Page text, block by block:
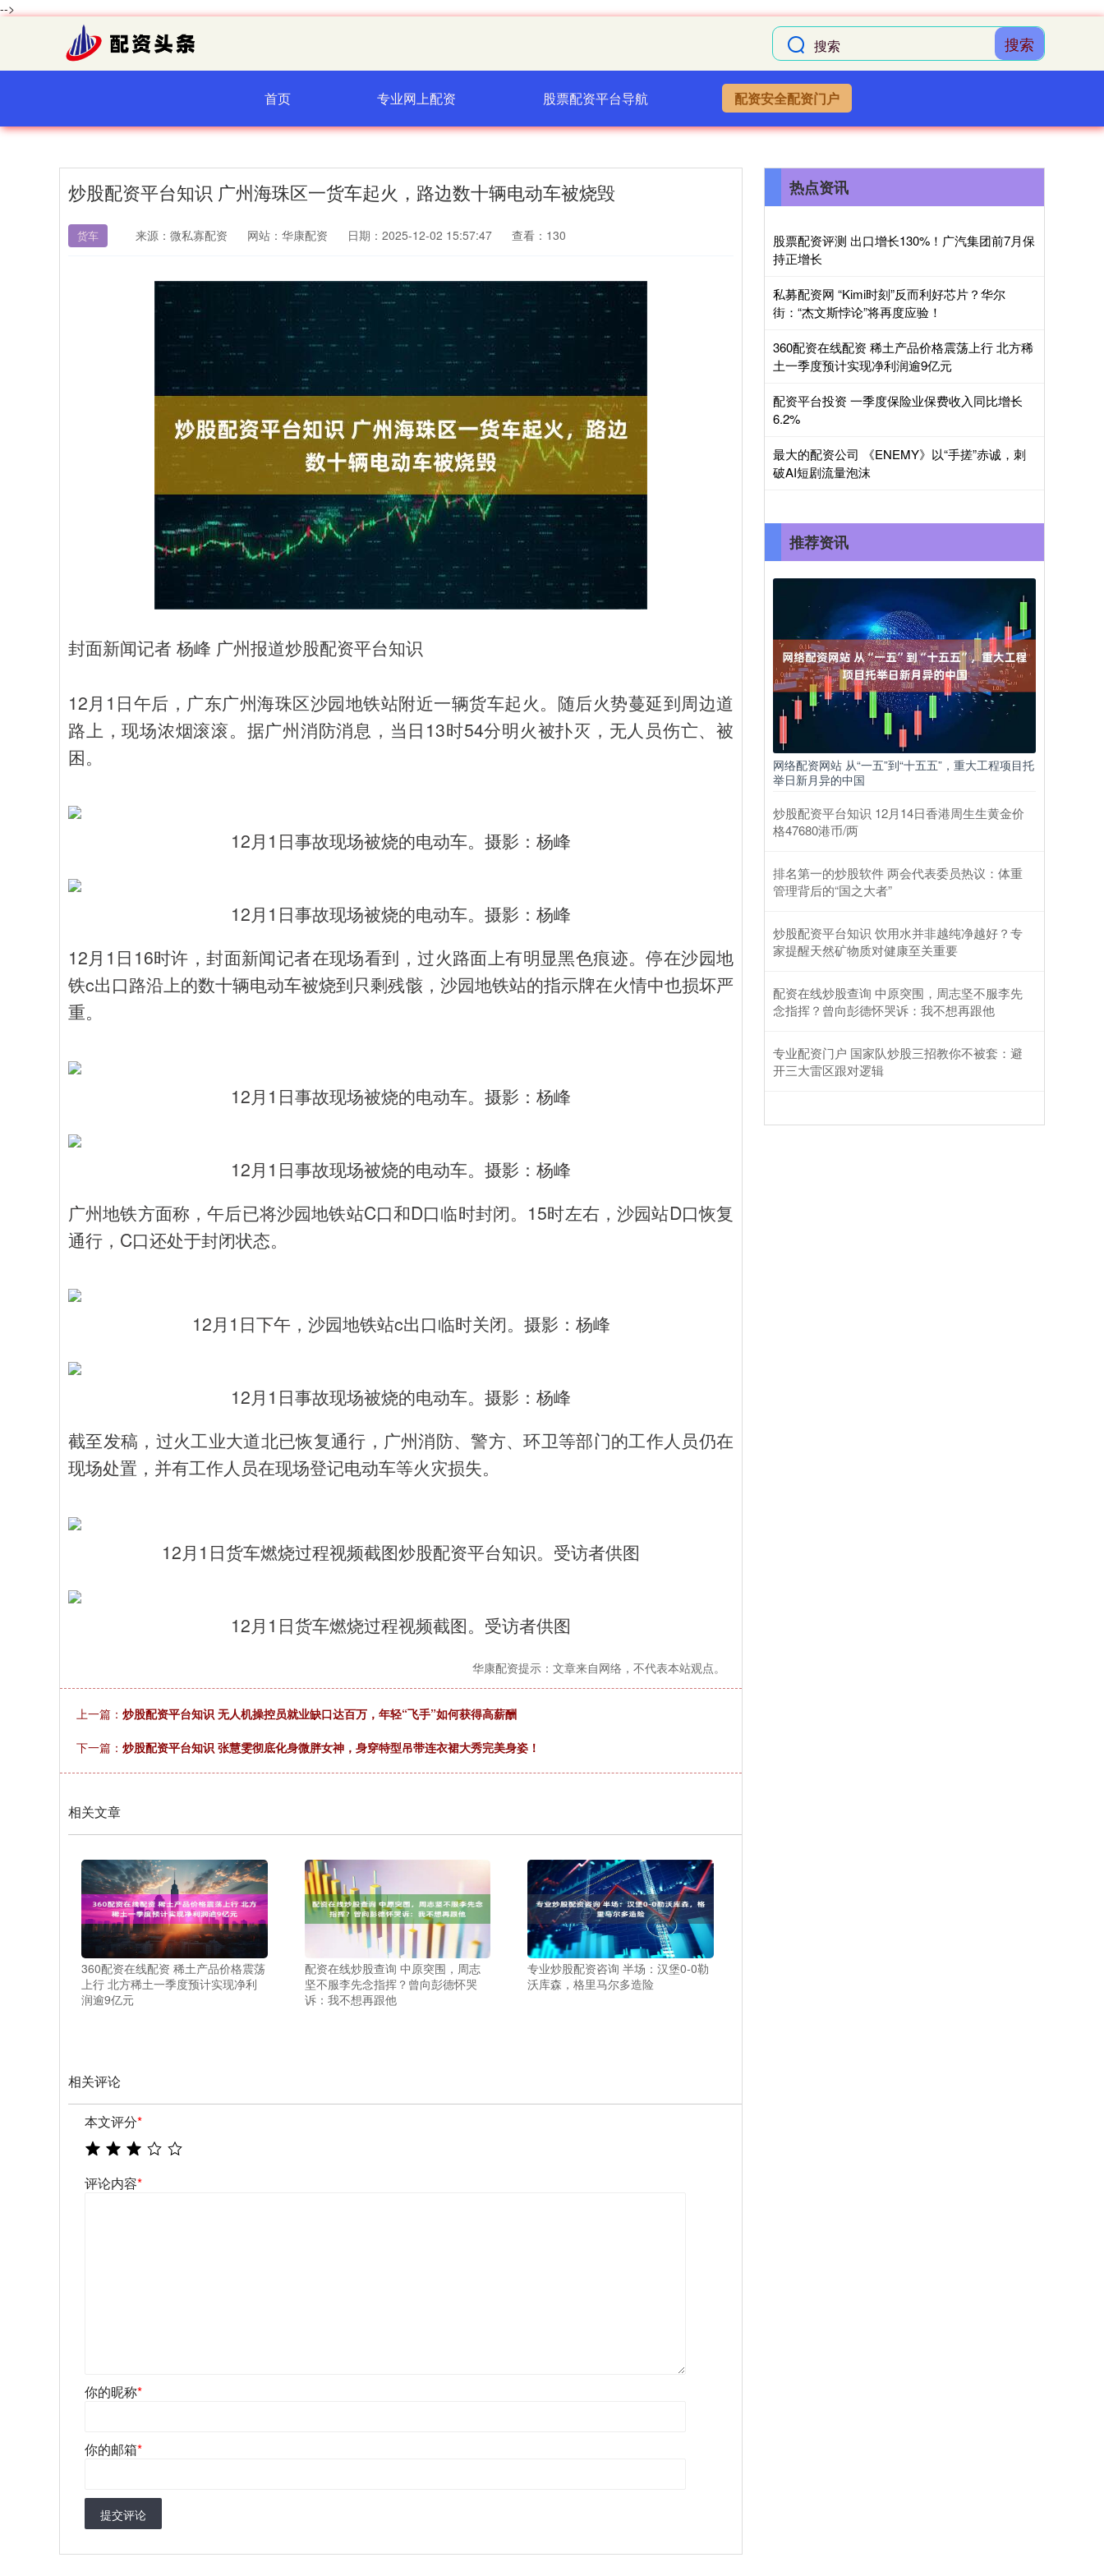
-->
搜索
首页 专业网上配资 股票配资平台导航 配资安全配资门户
炒股配资平台知识 广州海珠区一货车起火，路边数十辆电动车被烧毁
货车 来源：微私寡配资 网站：华康配资 日期：2025-12-02 15:57:47 查看：130
封面新闻记者 杨峰 广州报道炒股配资平台知识
12月1日午后，广东广州海珠区沙园地铁站附近一辆货车起火。随后火势蔓延到周边道
路上，现场浓烟滚滚。据广州消防消息，当日13时54分明火被扑灭，无人员伤亡、被
困。
12月1日事故现场被烧的电动车。摄影：杨峰
12月1日事故现场被烧的电动车。摄影：杨峰
12月1日16时许，封面新闻记者在现场看到，过火路面上有明显黑色痕迹。停在沙园地
铁c出口路沿上的数十辆电动车被烧到只剩残骸，沙园地铁站的指示牌在火情中也损坏严
重。
12月1日事故现场被烧的电动车。摄影：杨峰
12月1日事故现场被烧的电动车。摄影：杨峰
广州地铁方面称，午后已将沙园地铁站C口和D口临时封闭。15时左右，沙园站D口恢复
通行，C口还处于封闭状态。
12月1日下午，沙园地铁站c出口临时关闭。摄影：杨峰
12月1日事故现场被烧的电动车。摄影：杨峰
截至发稿，过火工业大道北已恢复通行，广州消防、警方、环卫等部门的工作人员仍在
现场处置，并有工作人员在现场登记电动车等火灾损失。
12月1日货车燃烧过程视频截图炒股配资平台知识。受访者供图
12月1日货车燃烧过程视频截图。受访者供图
华康配资提示：文章来自网络，不代表本站观点。
上一篇： 炒股配资平台知识 无人机操控员就业缺口达百万，年轻“飞手”如何获得高薪酬
下一篇： 炒股配资平台知识 张慧雯彻底化身微胖女神，身穿特型吊带连衣裙大秀完美身姿！
相关文章
360配资在线配资 稀土产品价格震荡
上行 北方稀土一季度预计实现净利
润逾9亿元
配资在线炒股查询 中原突围，周志
坚不服李先念指挥？曾向彭德怀哭
诉：我不想再跟他
专业炒股配资咨询 半场：汉堡0-0勒
沃库森，格里马尔多造险
相关评论
本文评分*
评论内容*
你的昵称*
你的邮箱*
提交评论
热点资讯
股票配资评测 出口增长130%！广汽集团前7月保
持正增长
私募配资网 “Kimi时刻”反而利好芯片？华尔
街：“杰文斯悖论”将再度应验！
360配资在线配资 稀土产品价格震荡上行 北方稀
土一季度预计实现净利润逾9亿元
配资平台投资 一季度保险业保费收入同比增长
6.2%
最大的配资公司 《ENEMY》以“手搓”赤诚，刺
破AI短剧流量泡沫
推荐资讯
网络配资网站 从“一五”到“十五五”，重大工程项目托
举日新月异的中国
炒股配资平台知识 12月14日香港周生生黄金价
格47680港币/两
排名第一的炒股软件 两会代表委员热议：体重
管理背后的“国之大者”
炒股配资平台知识 饮用水并非越纯净越好？专
家提醒天然矿物质对健康至关重要
配资在线炒股查询 中原突围，周志坚不服李先
念指挥？曾向彭德怀哭诉：我不想再跟他
专业配资门户 国家队炒股三招教你不被套：避
开三大雷区跟对逻辑